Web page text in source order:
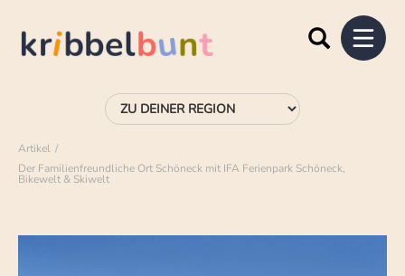
Artikel
Der Familienfreundliche Ort Schöneck mit IFA Ferienpark Schöneck,
Bikewelt & Skiwelt